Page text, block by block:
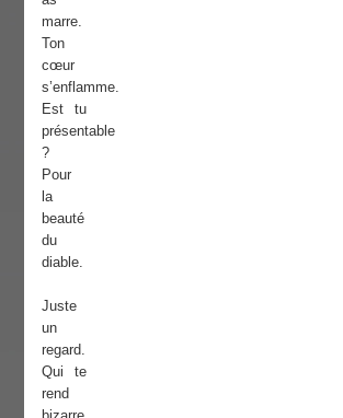
marre.
Ton
cœur
s’enflamme.
Est tu
présentable
?
Pour
la
beauté
du
diable.
Juste
un
regard.
Qui te
rend